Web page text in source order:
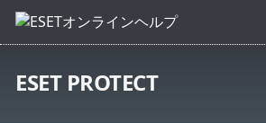
ESET PROTECT